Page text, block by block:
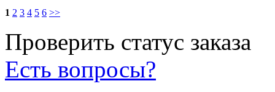
1 2 3 4 5 6 >>
Проверить статус заказа
Есть вопросы?